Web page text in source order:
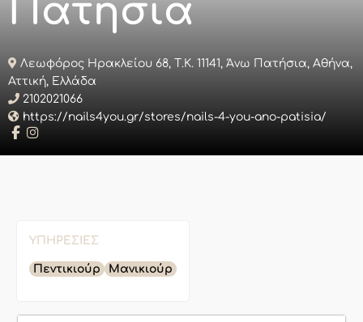
Πατήσια
Λεωφόρος Ηρακλείου 68, Τ.Κ. 11141, Άνω Πατήσια, Αθήνα,
Αττική, Ελλάδα
2102021066
https://nails4you.gr/stores/nails-4-you-ano-patisia/
ΥΠΗΡΕΣΊΕΣ
Πεντικιούρ Μανικιούρ